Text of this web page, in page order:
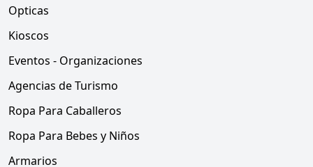
Opticas
Kioscos
Eventos - Organizaciones
Agencias de Turismo
Ropa Para Caballeros
Ropa Para Bebes y Niños
Armarios